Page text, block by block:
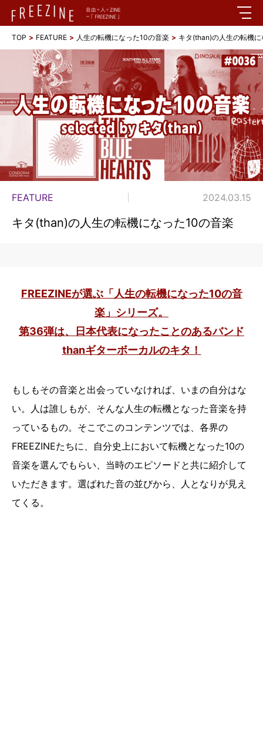
TOP FEATURE 人生の転機になった10の音楽 キタ(than)の人生の転機
FEATURE 2024.03.15
キタ(than)の人生の転機になった10の音楽
FREEZINEが選ぶ「人生の転機になった10の音
楽」シリーズ。
第36弾は、日本代表になったことのあるバンド
thanギターボーカルのキタ！
もしもその音楽と出会っていなければ、いまの自分はな
い。人は誰しもが、そんな人生の転機となった音楽を持
っているもの。そこでこのコンテンツでは、各界の
FREEZINEたちに、自分史上において転機となった10の
音楽を選んでもらい、当時のエピソードと共に紹介して
いただきます。選ばれた音の並びから、人となりが見え
てくる。